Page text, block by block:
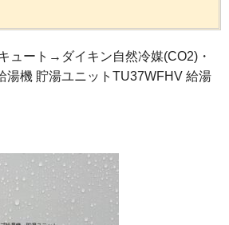
ュート→ダイキン自然冷媒(CO2)・
湯機 貯湯ユニットTU37WFHV 給湯